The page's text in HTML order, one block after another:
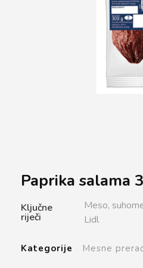
Paprika salama
Ključne
riječi
Meso,
Lidl
Kategorije Mesne